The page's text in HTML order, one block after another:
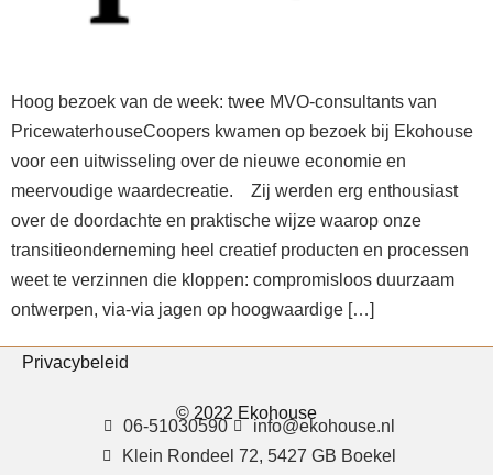
Hoog bezoek van de week: twee MVO-consultants van
PricewaterhouseCoopers kwamen op bezoek bij Ekohouse
voor een uitwisseling over de nieuwe economie en
meervoudige waardecreatie. Zij werden erg enthousiast
over de doordachte en praktische wijze waarop onze
transitieonderneming heel creatief producten en processen
weet te verzinnen die kloppen: compromisloos duurzaam
ontwerpen, via-via jagen op hoogwaardige […]
Privacybeleid
© 2022 Ekohouse
06-51030590
info@ekohouse.nl
Klein Rondeel 72, 5427 GB Boekel